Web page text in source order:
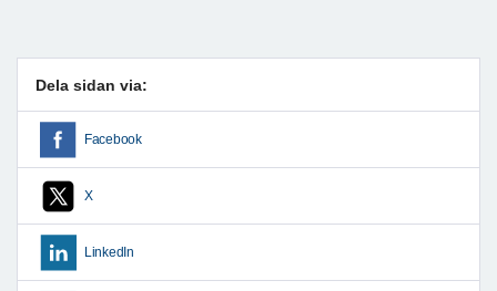
Dela sidan via:
Facebook
X
LinkedIn